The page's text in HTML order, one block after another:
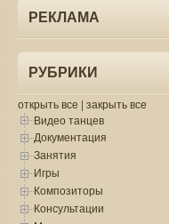
РЕКЛАМА
РУБРИКИ
открыть все | закрыть все
Видео танцев
Документация
Занятия
Игры
Композиторы
Консультации